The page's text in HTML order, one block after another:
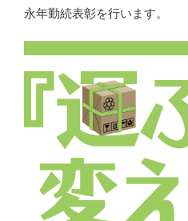
永年勤続表彰を行います。